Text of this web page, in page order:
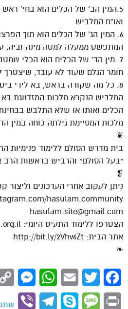
5.המין הב’ של הכלים הוא בחי’
ואו”ח המלביש
6. המין הג’ של הכלים הוא תוך
המתפשט ממעלה למטה מינה וביה,
7. מין הד’ של הכלים הוא הכלי
חומר הגלם שעוד לא עובד, שיצטרך
8. כל מה שקורה בראש, בא לידי
המלביש הנקרא מלכות המזדווגת בא
הכלים ואותו או שלא התלבש
מלכות המסיימת גילתה כוחה במין
❦
בית מדרש הסולם ללימוד פנימיות
״בעל הסולם״ והרב״ש בראשות הרב
❡
ניתן לעקוב אחרי העדכונים וליצור
hasulam.community
hasulam.site@gmail.com
הצטרפו ללימוד התע״ס היומי: https://dafhayomitaas.org.il
אתר הבית: http://bit.ly/2Vhv6Zt
❧
Facebook
Twitter
Email
WhatsApp
Print
Message
Skype
Telegram
Viber